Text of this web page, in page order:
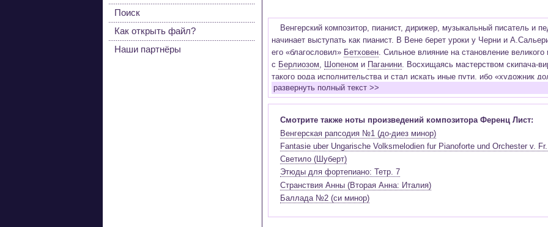
Венгерский композитор, пианист, дирижер, музыкальный писатель и
начинает выступать как пианист. В Вене берет уроки у Черни и
его «благословил» Бетховен. Сильное влияние на становление
с Берлиозом, Шопеном и Паганини. Восхищаясь мастерством скипача-
такого рода исполнительства и стал искать иные пути, ибо «художник
стремлениям». Путешествуя по Швейцарии и Италии, под впечатлением
будут переработаны им в «Этюды высшего исполнительского
аббатом католической церкви. В течение 17 лет после этого периода
становится первым пианистом, начавшим играть сольные концерты. Он
огонь из людских сердец». В года, когда репертуар состоял из
пустых виртуозных пьес, Лист играет «фортепианные партитуры»
знакомит мир с увертюрами Вебера и Россини, симфоническими
Шуберта, Шумана, а позднее – с органными произведениями
развернуть полный текст >>
Смотрите также ноты произведений композитора Ференц Лист:
Венгерская рапсодия №1 (до-диез минор)
Fantasie uber Ungarische Volksmelodien fur Pianoforte und Orchester v.
Светило (Шуберт)
Этюды для фортепиано: Тетр. 7
Странствия Анны (Вторая Анна: Италия)
Баллада №2 (си минор)
Поиск
Как открыть файл?
Наши партнёры